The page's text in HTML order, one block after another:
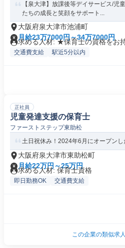
【泉大津】放課後等デイサービス/児
たちの成長と笑顔をサポート...
大阪府泉大津市池浦町
月給23万7000円～34万7000円
求める人材: ★保育士の資格をお
交通費支給 駅近5分以内
正社員
児童発達支援の保育士
ファーストステップ東助松
土日祝休み！2024年6月にオープンし
大阪府泉大津市東助松町
月給22万円～25万円
求める人材: 保育士資格
即日勤務OK 交通費支給
この企業の類似求